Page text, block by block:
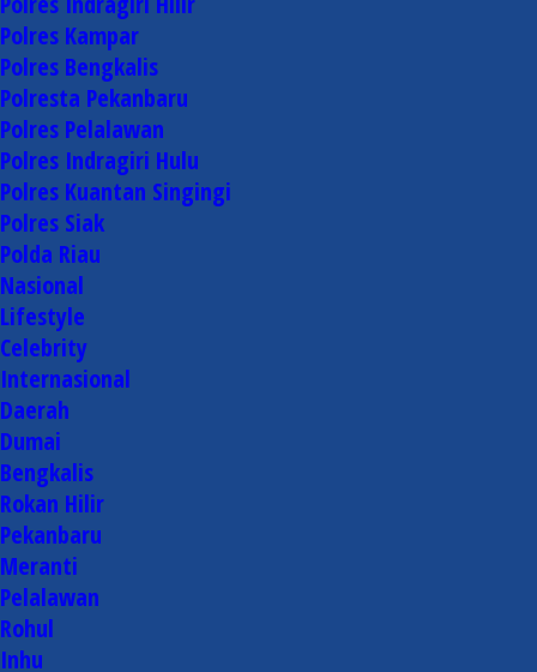
Polres Kampar
Polres Bengkalis
Polresta Pekanbaru
Polres Pelalawan
Polres Indragiri Hulu
Polres Kuantan Singingi
Polres Siak
Polda Riau
Nasional
Lifestyle
Celebrity
Internasional
Daerah
Dumai
Bengkalis
Rokan Hilir
Pekanbaru
Meranti
Pelalawan
Rohul
Inhu